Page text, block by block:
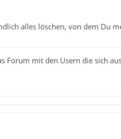
alles löschen, von dem Du
Forum mit den Usern die sich